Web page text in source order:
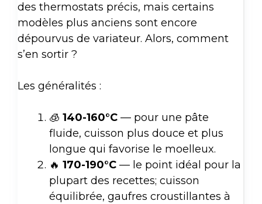
des thermostats précis, mais certains
modèles plus anciens sont encore
dépourvus de variateur. Alors, comment
s’en sortir ?
Les généralités :
🧊 140-160°C — pour une pâte
fluide, cuisson plus douce et plus
longue qui favorise le moelleux.
🔥 170-190°C — le point idéal pour la
plupart des recettes; cuisson
équilibrée, gaufres croustillantes à